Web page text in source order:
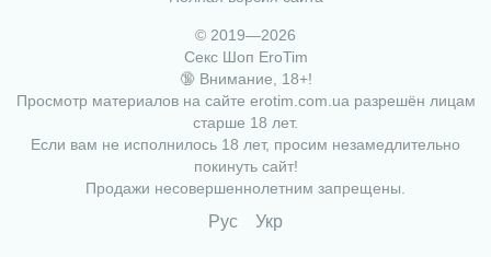
© 2019—2026
Секс Шоп EroTim
🔞 Внимание, 18+!
Просмотр материалов на сайте erotim.com.ua разрешён лицам
старше 18 лет.
Если вам не исполнилось 18 лет, просим незамедлительно
покинуть сайт!
Продажи несовершеннолетним запрещены.
Рус Укр